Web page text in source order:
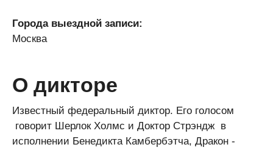
Города выездной записи:
Москва
О дикторе
Известный федеральный диктор. Его голосом
говорит Шерлок Холмс и Доктор Стрэндж в
исполнении Бенедикта Камбербэтча, Дракон -